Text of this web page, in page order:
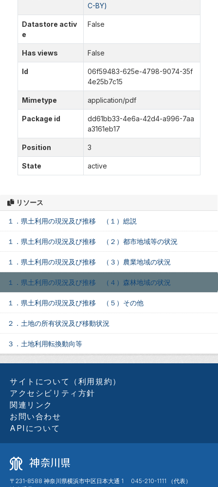
リソース
１．県土利用の現況及び推移 （１）総説
１．県土利用の現況及び推移 （２）都市地域等の状況
１．県土利用の現況及び推移 （３）農業地域の状況
１．県土利用の現況及び推移 （４）森林地域の状況
１．県土利用の現況及び推移 （５）その他
２．土地の所有状況及び移動状況
３．土地利用転換動向等
C-BY)
Datastore activ
e
False
Has views False
Id
06f59483-625e-4798-9074-35f
4e25b7c15
Mimetype application/pdf
Package id
dd61bb33-4e6a-42d4-a996-7aa
a3161eb17
Position 3
State active
サイトについて（利用規約）
アクセシビリティ方針
関連リンク
お問い合わせ
APIについて
〒231-8588 神奈川県横浜市中区日本大通 1 045-210-1111 （代表）